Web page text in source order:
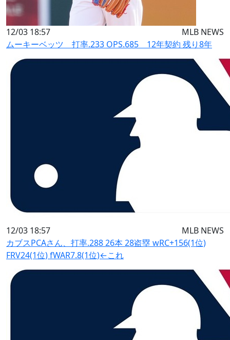
12/03 18:57
MLB NEWS
ムーキーベッツ 打率.233 OPS.685 12年契約 残り8年
12/03 18:57
MLB NEWS
カブスPCAさん、打率.288 26本 28盗塁 wRC+156(1位)
FRV24(1位) fWAR7.8(1位)←これ